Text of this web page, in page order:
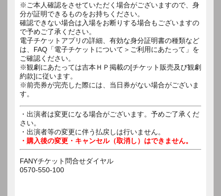
※ご本人確認をさせていただく場合がございますので、身
分が証明できるものをお持ちください。
確認できない場合は入場をお断りする場合もございますの
で予めご了承ください。
電子チケットアプリの詳細、有効な身分証明書の種類など
は、FAQ「電子チケットについて＞ご利用にあたって」を
ご確認ください。
※観劇にあたっては吉本ＨＰ掲載の[チケット販売及び観劇
約款]に従います。
※前売券が完売した際には、当日券がない場合がございま
す。
・出演者は変更になる場合がございます。予めご了承くだ
さい。
・出演者等の変更に伴う払戻しは行いません。
・購入後の変更・キャンセル（取消し）はできません。
FANYチケット問合せダイヤル
0570-550-100